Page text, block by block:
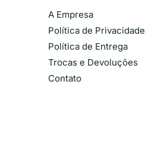
A Empresa
Política de Privacidade
Política de Entrega
Trocas e Devoluções
Contato